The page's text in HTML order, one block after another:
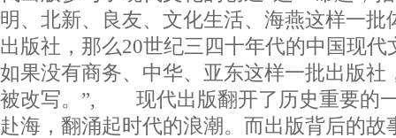
明、北新、良友、文化生活、海燕这样一批
出版社，那么20世纪三四十年代的中国现
如果没有商务、中华、亚东这样一批出版社
被改写。”, 现代出版翻开了历史重要的
赴海，翻涌起时代的浪潮。而出版背后的故